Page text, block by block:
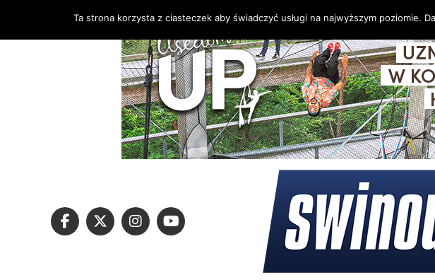
Ta strona korzysta z ciasteczek aby świadczyć usługi na najwyższym poziomie.